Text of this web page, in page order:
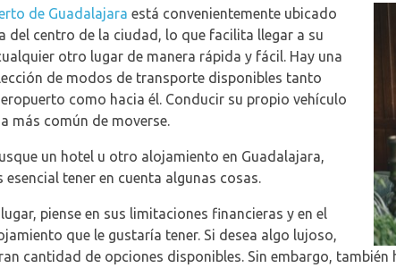
de Guadalajara está convenientemente ubicado
del centro de la ciudad, lo que facilita llegar a su
otro lugar de manera rápida y fácil. Hay una
de modos de transporte disponibles tanto
como hacia él. Conducir su propio vehículo
más común de moverse.
un hotel u otro alojamiento en Guadalajara,
esencial tener en cuenta algunas cosas.
piense en sus limitaciones financieras y en el
que le gustaría tener. Si desea algo lujoso,
cantidad de opciones disponibles. Sin embargo,